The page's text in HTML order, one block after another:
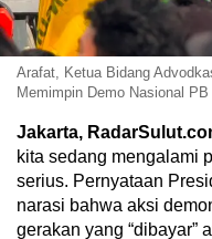
Arafat, Ketua Bidang
Memimpin Demo Nasional
Jakarta,
kita sedang mengalami
serius. Pernyataan
narasi bahwa aksi
gerakan yang “dibayar”